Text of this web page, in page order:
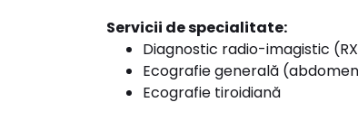
Servicii de specialitate:
Diagnostic radio-imagistic
Ecografie generală
Ecografie tiroidiană